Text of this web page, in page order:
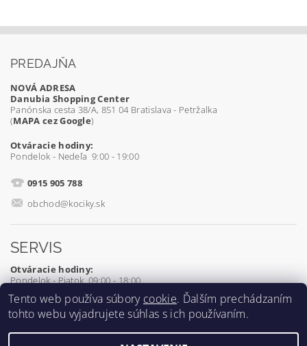
PREDAJŇA
NOVÁ ADRESA
Danubia Shopping Center
Panónska cesta 38/A, 851 04 Bratislava - Petržalka
(MAPA cez Google)
Otváracie hodiny:
Pondelok - Nedeľa 9:00 - 19:00
0915 905 788
obchod@kociky.sk
SERVIS
Otváracie hodiny:
Pondelok - Piatok 09:00 - 18:00
0905 539 927
Tento web používa súbory cookie. Ďalším prechádzaním
tohto webu vyjadrujete súhlas s ich používaním.